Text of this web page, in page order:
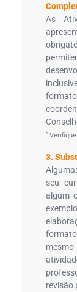
As
*Verifique
3.
seu
algum
revisão